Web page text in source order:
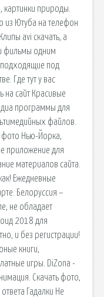
картинки природы.
из Ютуба на телефон
avi скачать, а
фильмы одним
под
Где тут у вас
на сайт Красивые
программы для
файлов.
фото Нью-Йорка,
приложение для
материалов сайта.
Ежедневные
Белоруссия –
не обладает
2018 для
и без регистрации!
книги,
игры. DiZona -
Скачать фото,
Гадалки Не